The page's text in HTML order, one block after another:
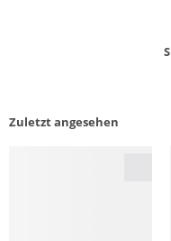
Zuletzt angesehen